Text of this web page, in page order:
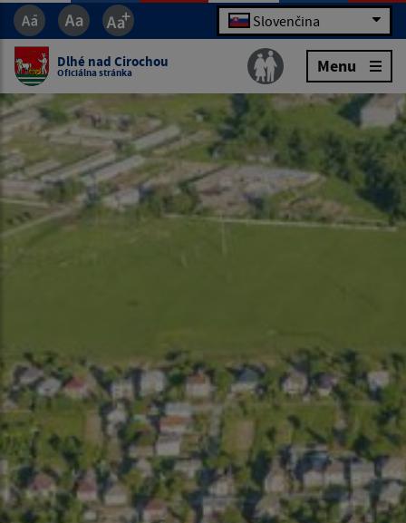
Slovenčina
Dlhé nad Cirochou
Oficiálna stránka Menu